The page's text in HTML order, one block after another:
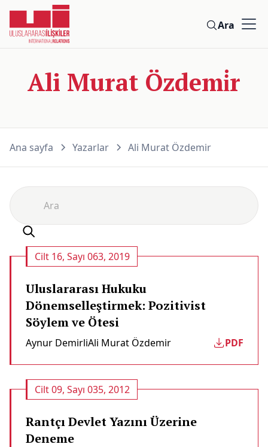
Ara
Ali Murat Özdemi̇r
Ana sayfa Yazarlar Ali Murat Özdemi̇r
Cilt 16, Sayı 063, 2019
Uluslararası Hukuku
Dönemselleştirmek: Pozitivist
Söylem ve Ötesi
Aynur Demi̇rli̇Ali Murat Özdemi̇r PDF
Cilt 09, Sayı 035, 2012
Rantçı Devlet Yazını Üzerine
Deneme